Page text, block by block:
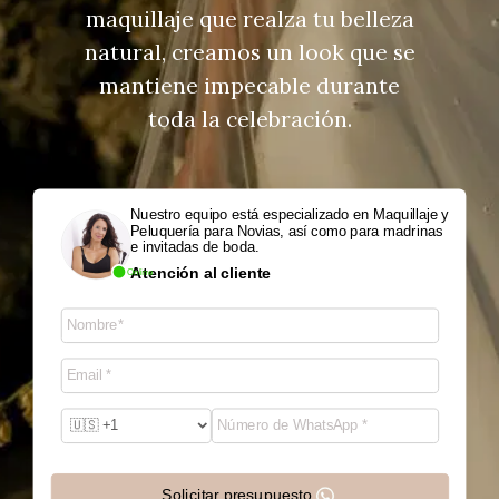
maquillaje que realza tu belleza
natural, creamos un look que se
mantiene impecable durante
toda la celebración.
Online
Nuestro equipo está especializado en Maquillaje y
Peluquería para Novias, así como para madrinas
e invitadas de boda.
Atención al cliente
Solicitar presupuesto